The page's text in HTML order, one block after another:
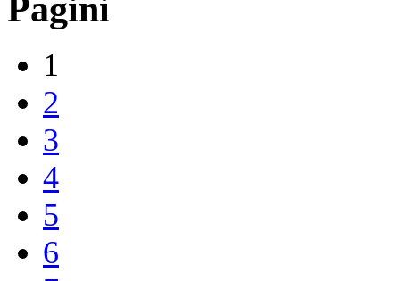
1
2
3
4
5
6